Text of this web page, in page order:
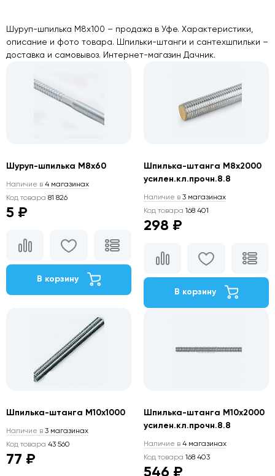
Шуруп-шпилька М8х100 – продажа в Уфе. Характеристики,
описание и фото товара. Шпильки-штанги и сантехшпильки –
доставка и самовывоз. Интернет-магазин Дачник.
Шуруп-шпилька М8х60
Наличие в 4 магазинах
Код товара 81 826
5 ₽
В корзину
Шпилька-штанга М8х2000
усилен.кл.прочн.8.8
Наличие в 3 магазинах
Код товара 168 401
298 ₽
В корзину
Шпилька-штанга М10х1000
Наличие в 3 магазинах
Код товара 43 560
77 ₽
Шпилька-штанга М10х2000
усилен.кл.прочн.8.8
Наличие в 4 магазинах
Код товара 168 403
546 ₽